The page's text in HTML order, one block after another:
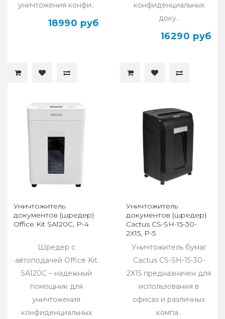
уничтожения конфи..
18990 руб
конфиденциальных
доку..
16290 руб
Уничтожитель
документов (шредер)
Office Kit SA120C, P-4
Шредер с
автоподачей Office Kit
SA120C – надежный
помощник для
уничтожения
конфиденциальных
Уничтожитель
документов (шредер)
Cactus CS-SH-15-30-
2X15, P-5
Уничтожитель бумаг
Cactus CS-SH-15-30-
2X15 предназначен для
использования в
офисах и различных
компа..